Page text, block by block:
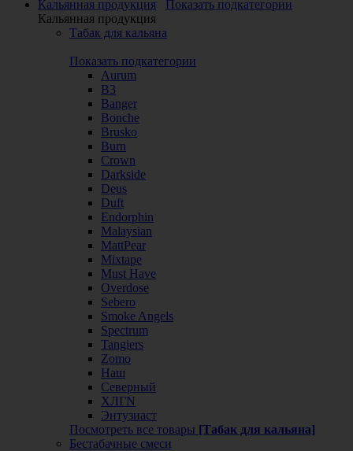
Кальянная продукция
Показать подкатегории
Кальянная продукция
Табак для кальяна
Показать подкатегории
Aurum
B3
Banger
Bonche
Brusko
Burn
Crown
Darkside
Deus
Duft
Endorphin
Malaysian
MattPear
Mixtape
Must Have
Overdose
Sebero
Smoke Angels
Spectrum
Tangiers
Zomo
Наш
Северный
ХЛГN
Энтузиаст
Посмотреть все товары [Табак для кальяна]
Бестабачные смеси